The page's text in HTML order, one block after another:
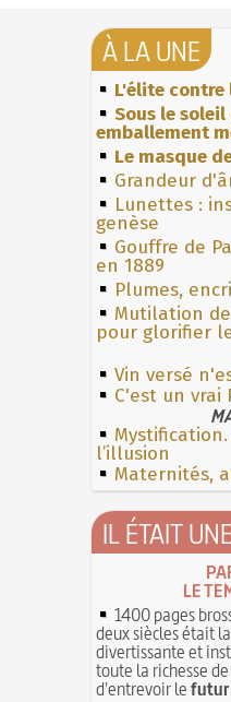
À LA UNE
L'élite contre
Sous le
emballement
Le masque
Grandeur
Lunettes :
genèse
Gouffre de
en 1889
Plumes,
Mutilation
pour glorifier
Vin versé
C'est un vrai
l’illusion
Maternités,
IL ÉTAIT
LE
1400 pages
deux siècles était
divertissante et
toute la richesse de
d'entrevoir lefutur